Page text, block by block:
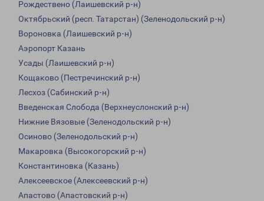
Рождествено (Лаишевский р-н)
Октябрьский (респ. Татарстан) (Зеленодольский р-н)
Вороновка (Лаишевский р-н)
Аэропорт Казань
Усады (Лаишевский р-н)
Кощаково (Пестречинский р-н)
Лесхоз (Сабинский р-н)
Введенская Слобода (Верхнеуслонский р-н)
Нижние Вязовые (Зеленодольский р-н)
Осиново (Зеленодольский р-н)
Макаровка (Высокогорский р-н)
Константиновка (Казань)
Алексеевское (Алексеевский р-н)
Апастово (Апастовский р-н)